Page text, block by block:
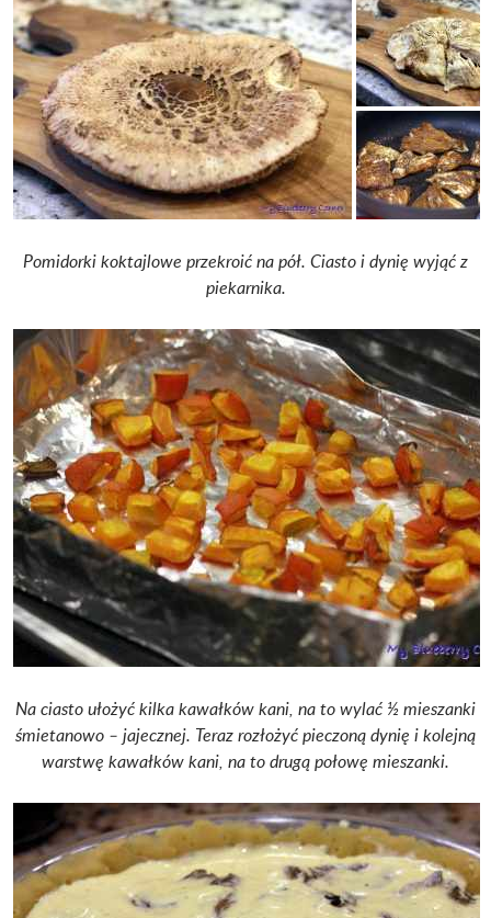
Pomidorki koktajlowe przekroić na pół. Ciasto i dynię wyjąć z
piekarnika.
Na ciasto ułożyć kilka kawałków kani, na to wylać ½ mieszanki
śmietanowo – jajecznej. Teraz rozłożyć pieczoną dynię i kolejną
warstwę kawałków kani, na to drugą połowę mieszanki.